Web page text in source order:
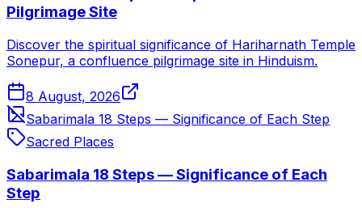
Pilgrimage Site
Discover the spiritual significance of Hariharnath Temple
Sonepur, a confluence pilgrimage site in Hinduism.
8 August, 2026
Sabarimala 18 Steps — Significance of Each Step
Sacred Places
Sabarimala 18 Steps — Significance of Each
Step